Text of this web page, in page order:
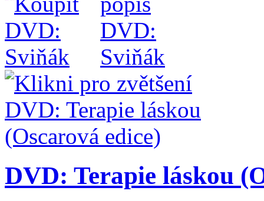
DVD: Terapie láskou